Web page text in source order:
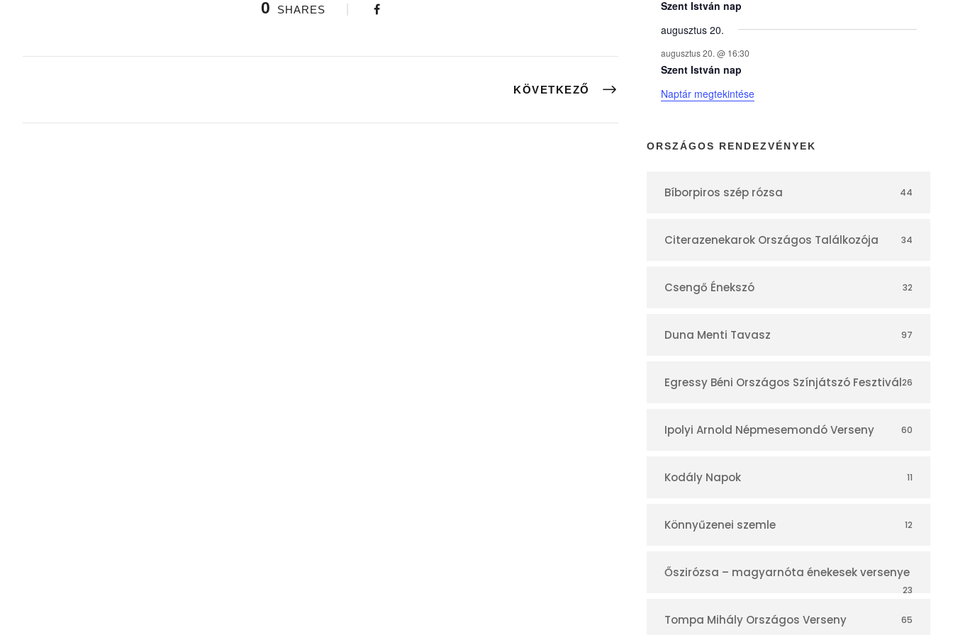
0 SHARES
KÖVETKEZŐ
y
e
k
n
a
á
r
Szent István nap
augusztus 20.
augusztus 20. @ 16:30
Szent István nap
Naptár megtekintése
ORSZÁGOS RENDEZVÉNYEK
Bíborpiros szép rózsa 44
Citerazenekarok Országos Találkozója 34
Csengő Énekszó 32
Duna Menti Tavasz 97
Egressy Béni Országos Színjátszó Fesztivál26
Ipolyi Arnold Népmesemondó Verseny 60
Kodály Napok 11
Könnyűzenei szemle 12
Őszirózsa – magyarnóta énekesek versenye
23
Tompa Mihály Országos Verseny 65